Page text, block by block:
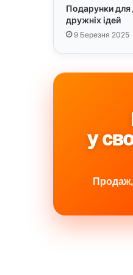
:
Т
е
л
Подарунки для
дружніх ідей
9 Березня 2025
у
Продаж,